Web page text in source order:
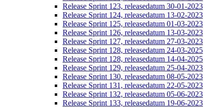
Release Sprint 123, releasedatum 30-01-2023
Release Sprint 124, releasedatum 13-02-2023
Release Sprint 125, releasedatum 01-03-2023
Release Sprint 126, releasedatum 13-03-2023
Release Sprint 127, releasedatum 27-03-2023
Release Sprint 128, releasedatum 24-03-2025
Release Sprint 128, releasedatum 14-04-2025
Release Sprint 129, releasedatum 25-04-2023
Release Sprint 130, releasedatum 08-05-2023
Release Sprint 131, releasedatum 22-05-2023
Release Sprint 132, releasedatum 05-06-2023
Release Sprint 133, releasedatum 19-06-2023